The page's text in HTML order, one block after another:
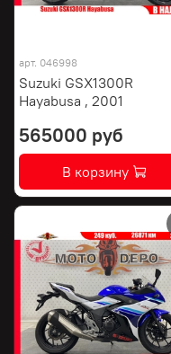
арт. 046998
Suzuki GSX1300R
Hayabusa , 2001
565000 руб
В корзину